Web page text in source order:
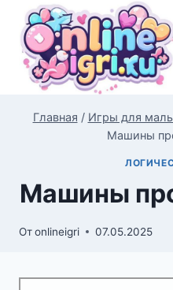
Перейти
содержимому
Главная / Игры для
Машины
Машины
Отonlineigri 07.05.2025